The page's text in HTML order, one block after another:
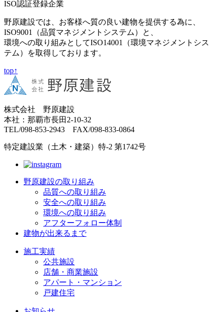
ISO認証登録企業
野原建設では、お客様へ質の良い建物を提供する為に、
ISO9001（品質マネジメントシステム）と、
環境への取り組みとしてISO14001（環境マネジメントシス
テム）を取得しております。
top↑
株式会社 野原建設
本社：那覇市長田2-10-32
TEL/098-853-2943 FAX/098-833-0864
特定建設業（土木・建築）特-2 第1742号
野原建設の取り組み
品質への取り組み
安全への取り組み
環境への取り組み
アフターフォロー体制
建物が出来るまで
施工実績
公共施設
店舗・商業施設
アパート・マンション
戸建住宅